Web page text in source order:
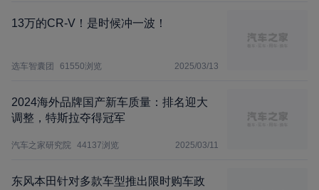
13万的CR-V！是时候冲一波！
选车智囊团 61550浏览 2025/03/13
2024海外品牌国产新车质量：排名迎大
调整，特斯拉夺得冠军
汽车之家研究院 44137浏览 2025/03/11
东风本田针对多款车型推出限时购车政